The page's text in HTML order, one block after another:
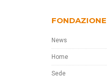
FONDAZIONE
News
Home
Sede